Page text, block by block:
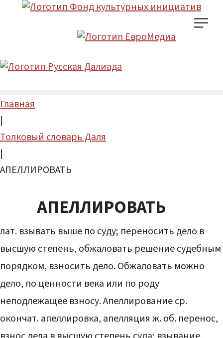
Главная
|
Толковый словарь Даля
|
АПЕЛЛИРОВАТЬ
АПЕЛЛИРОВАТЬ
лат. взывать выше по суду; переносить дело в
высшую степень, обжаловать решение судебным
порядком, взносить дело. Обжаловать можно
дело, по ценности века или по роду
неподлежащее взносу. Апеллирование ср.
окончат. апеллировка, апелляция ж. об. перенос,